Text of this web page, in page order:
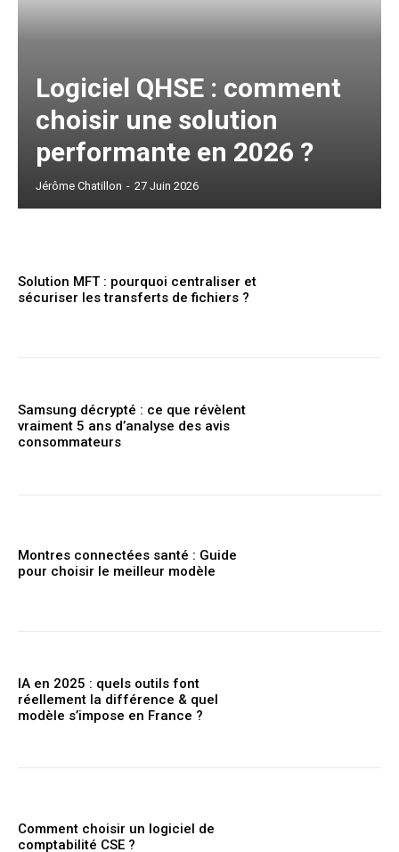
Logiciel QHSE : comment
choisir une solution
performante en 2026 ?
Jérôme Chatillon - 27 Juin 2026
Solution MFT : pourquoi centraliser et
sécuriser les transferts de fichiers ?
Samsung décrypté : ce que révèlent
vraiment 5 ans d’analyse des avis
consommateurs
Montres connectées santé : Guide
pour choisir le meilleur modèle
IA en 2025 : quels outils font
réellement la différence & quel
modèle s’impose en France ?
Comment choisir un logiciel de
comptabilité CSE ?